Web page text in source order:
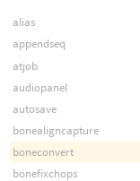
alias
appendseq
atjob
audiopanel
autosave
bonealigncapture
boneconvert
bonefixchops